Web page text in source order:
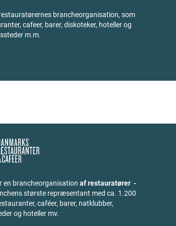
brancheorganisation, som
cafeer, barer, diskoteker, hoteller og
m.m.
en brancheorganisation af restauratører -
største repræsentant med ca. 1.200
caféer, barer, natklubber,
og hoteller mv.